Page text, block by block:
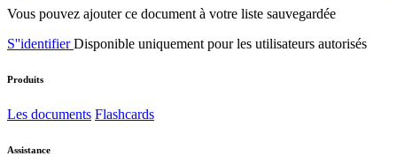
Vous pouvez ajouter ce document à votre liste sauvegardée
S''identifierDisponible uniquement pour les utilisateurs autorisés
Produits
Les documents Flashcards
Assistance